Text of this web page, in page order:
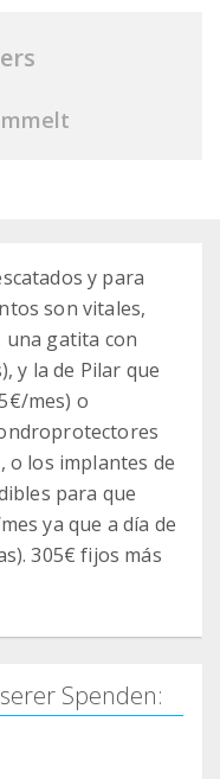
y para
son vitales,
una gatita con
y la de Pilar que
mes) o
o los implantes de
para que
ya que a día de
305€ fijos más
Spenden: